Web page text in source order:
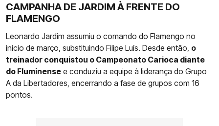
CAMPANHA DE JARDIM À FRENTE DO
FLAMENGO
Leonardo Jardim assumiu o comando do Flamengo no
início de março, substituindo Filipe Luís. Desde então, o
treinador conquistou o Campeonato Carioca diante
do Fluminense e conduziu a equipe à liderança do Grupo
A da Libertadores, encerrando a fase de grupos com 16
pontos.